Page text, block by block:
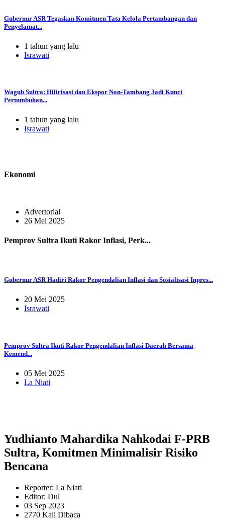
Gubernur ASR Tegaskan Komitmen Tata Kelola Pertambangan dan
Penyelamat...
1 tahun yang lalu
Israwati
Wagub Sultra: Hilirisasi dan Ekspor Non-Tambang Jadi Kunci
Pertumbuhan...
1 tahun yang lalu
Israwati
Ekonomi
Advertorial
26 Mei 2025
Pemprov Sultra Ikuti Rakor Inflasi, Perk...
Gubernur ASR Hadiri Rakor Pengendalian Inflasi dan Sosialisasi Inpres...
20 Mei 2025
Israwati
Pemprov Sultra Ikuti Rakor Pengendalian Inflasi Daerah Bersama
Kemend...
05 Mei 2025
La Niati
Yudhianto Mahardika Nahkodai F-PRB
Sultra, Komitmen Minimalisir Risiko
Bencana
Reporter: La Niati
Editor: Dul
03 Sep 2023
2770 Kali Dibaca